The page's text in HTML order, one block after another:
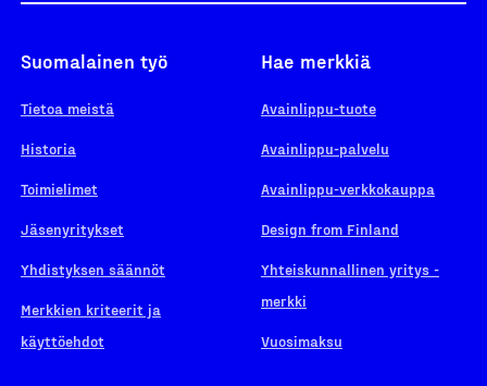
Suomalainen työ
Tietoa meistä
Historia
Toimielimet
Jäsenyritykset
Yhdistyksen säännöt
Merkkien kriteerit ja
käyttöehdot
Hae merkkiä
Avainlippu-tuote
Avainlippu-palvelu
Avainlippu-verkkokauppa
Design from Finland
Yhteiskunnallinen yritys -
merkki
Vuosimaksu